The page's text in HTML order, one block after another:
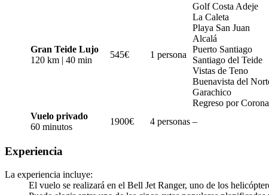
Gran Teide Lujo
120 km | 40 min
545€ 1 persona
Golf Costa Adeje
La Caleta
Playa San Juan
Alcalá
Puerto Santiago
Santiago del Teide
Vistas de Teno
Buenavista del
Garachico
Regreso por
Vuelo privado
60 minutos
1900€ 4 personas –
Experiencia
La experiencia incluye:
El vuelo se realizará en el Bell Jet Ranger, uno de los